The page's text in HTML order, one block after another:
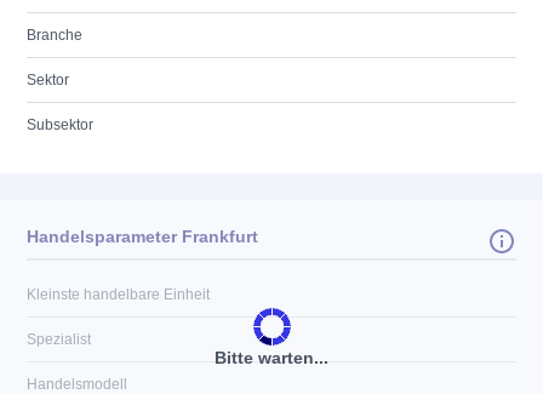
Branche
Sektor
Subsektor
Bitte warten...
Handelsparameter Frankfurt
Kleinste handelbare Einheit
Spezialist
Handelsmodell